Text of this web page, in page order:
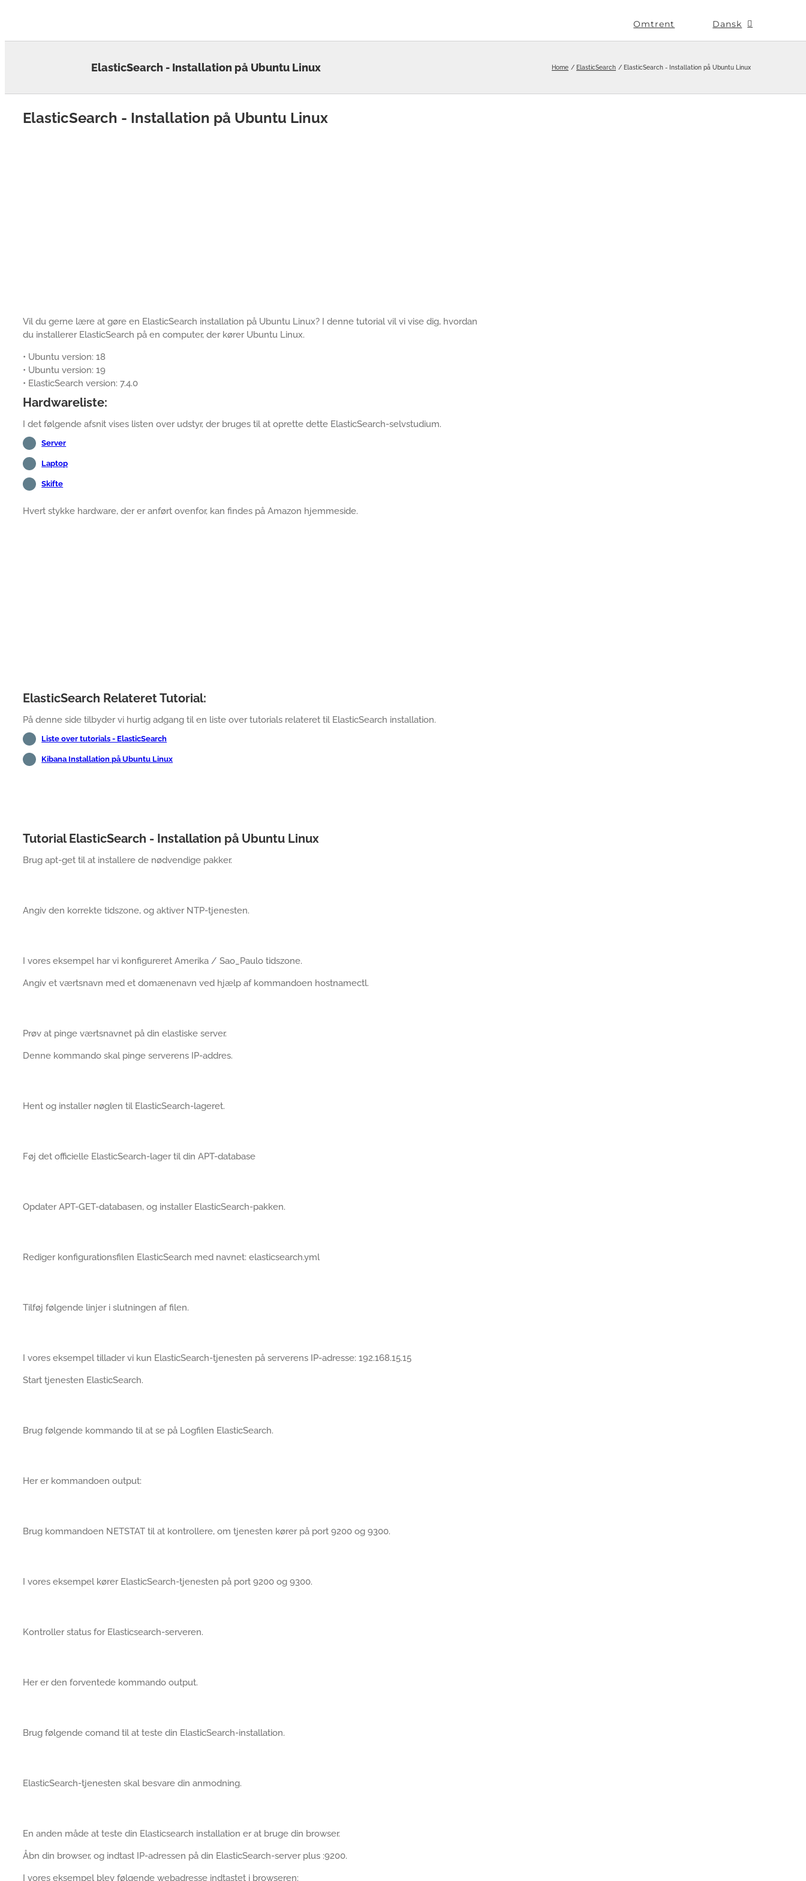
Omtrent Dansk
ElasticSearch - Installation på Ubuntu Linux Home ElasticSearch ElasticSearch - Installation på Ubuntu Linux
ElasticSearch - Installation på Ubuntu Linux
Vil du gerne lære at gøre en ElasticSearch installation på Ubuntu Linux? I denne tutorial vil vi vise dig, hvordan
du installerer ElasticSearch på en computer, der kører Ubuntu Linux.
• Ubuntu version: 18
• Ubuntu version: 19
• ElasticSearch version: 7.4.0
Hardwareliste:
I det følgende afsnit vises listen over udstyr, der bruges til at oprette dette ElasticSearch-selvstudium.
Server
Laptop
Skifte
Hvert stykke hardware, der er anført ovenfor, kan findes på Amazon hjemmeside.
ElasticSearch Relateret Tutorial:
På denne side tilbyder vi hurtig adgang til en liste over tutorials relateret til ElasticSearch installation.
Liste over tutorials - ElasticSearch
Kibana Installation på Ubuntu Linux
Tutorial ElasticSearch - Installation på Ubuntu Linux
Brug apt-get til at installere de nødvendige pakker.
Angiv den korrekte tidszone, og aktiver NTP-tjenesten.
I vores eksempel har vi konfigureret Amerika / Sao_Paulo tidszone.
Angiv et værtsnavn med et domænenavn ved hjælp af kommandoen hostnamectl.
Prøv at pinge værtsnavnet på din elastiske server.
Denne kommando skal pinge serverens IP-addres.
Hent og installer nøglen til ElasticSearch-lageret.
Føj det officielle ElasticSearch-lager til din APT-database
Opdater APT-GET-databasen, og installer ElasticSearch-pakken.
Rediger konfigurationsfilen ElasticSearch med navnet: elasticsearch.yml
Tilføj følgende linjer i slutningen af filen.
I vores eksempel tillader vi kun ElasticSearch-tjenesten på serverens IP-adresse: 192.168.15.15
Start tjenesten ElasticSearch.
Brug følgende kommando til at se på Logfilen ElasticSearch.
Her er kommandoen output:
Brug kommandoen NETSTAT til at kontrollere, om tjenesten kører på port 9200 og 9300.
I vores eksempel kører ElasticSearch-tjenesten på port 9200 og 9300.
Kontroller status for Elasticsearch-serveren.
Her er den forventede kommando output.
Brug følgende comand til at teste din ElasticSearch-installation.
ElasticSearch-tjenesten skal besvare din anmodning.
En anden måde at teste din Elasticsearch installation er at bruge din browser.
Åbn din browser, og indtast IP-adressen på din ElasticSearch-server plus :9200.
I vores eksempel blev følgende webadresse indtastet i browseren: